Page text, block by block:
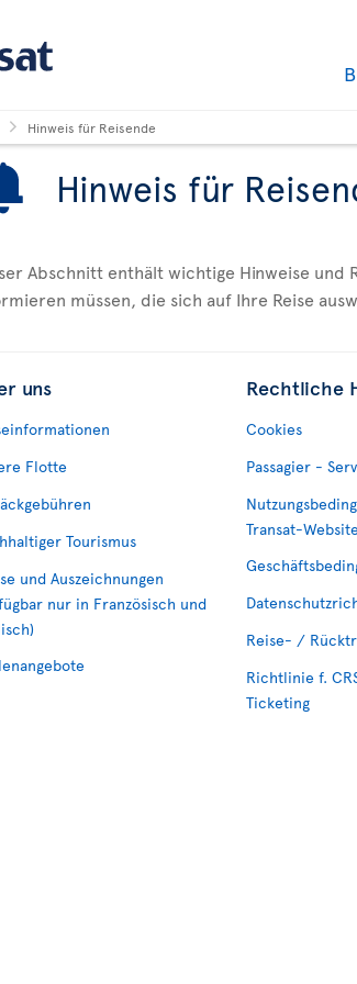
Hinweis für Reisende
Hinweis für
Abschnitt enthält wichtige Hinweise und
müssen, die sich auf Ihre Reise
uns
Flotte
Tourismus
und Auszeichnungen
nur in Französisch und
Rechtliche
Cookies
Passagier -
Transat-
Reise- /
Richtlinie f.
Ticketing